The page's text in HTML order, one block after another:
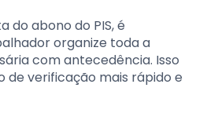
do abono do PIS, é
organize toda a
com antecedência. Isso
de verificação mais rápido e